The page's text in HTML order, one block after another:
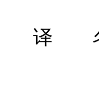
译 名